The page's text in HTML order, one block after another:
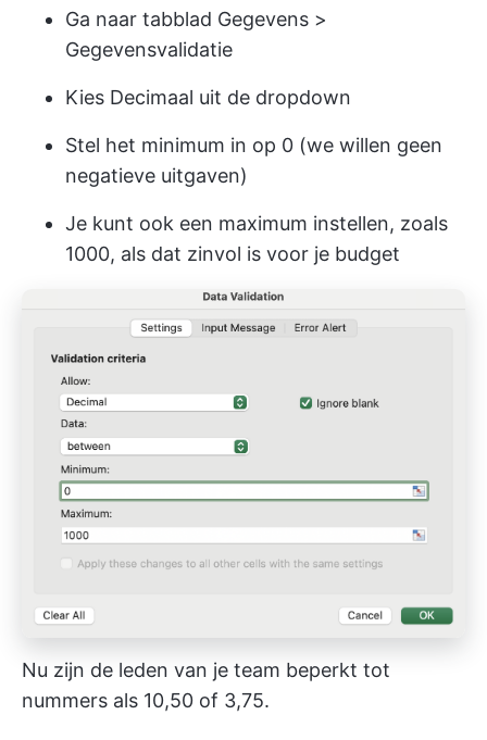
Ga naar tabblad Gegevens >
Gegevensvalidatie
Kies Decimaal uit de dropdown
Stel het minimum in op 0 (we willen geen
negatieve uitgaven)
Je kunt ook een maximum instellen, zoals
1000, als dat zinvol is voor je budget
Nu zijn de leden van je team beperkt tot
nummers als 10,50 of 3,75.